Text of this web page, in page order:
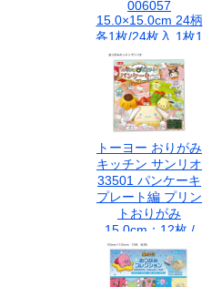
006057
15.0×15.0cm 24柄
各1枚/24枚入 1枚1
枚全ての千代紙の
柄が違います
トーヨー おりがみ
キッチン サンリオ
33501 パンケーキ
プレート編 プリン
トおりがみ
15.0cm：12枚 /
29.0cm:1枚 対象年
齢3才以上